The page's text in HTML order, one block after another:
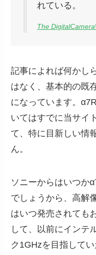
れている。
The
記事によれば何かし
はなく、基本的の既
になっています。
いてはすでに当サイ
て、特に目新しい情
ん。
ソニーからはいつか
でしょうから、高解
はいつ発売されても
して、以前にインテ
ク1GHzを目指して